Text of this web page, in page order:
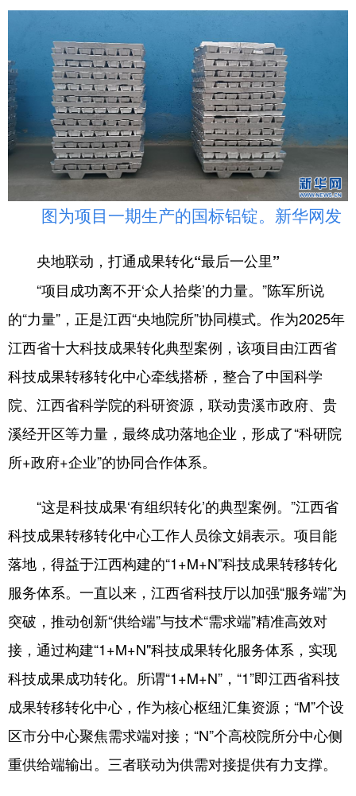
图为项目一期生产的国标铝锭。新华网发
央地联动，打通成果转化“最后一公里”
“项目成功离不开‘众人拾柴’的力量。”陈军所说
的“力量”，正是江西“央地院所”协同模式。作为2025年
江西省十大科技成果转化典型案例，该项目由江西省
科技成果转移转化中心牵线搭桥，整合了中国科学
院、江西省科学院的科研资源，联动贵溪市政府、贵
溪经开区等力量，最终成功落地企业，形成了“科研院
所+政府+企业”的协同合作体系。
“这是科技成果‘有组织转化’的典型案例。”江西省
科技成果转移转化中心工作人员徐文娟表示。项目能
落地，得益于江西构建的“1+M+N”科技成果转移转化
服务体系。一直以来，江西省科技厅以加强“服务端”为
突破，推动创新“供给端”与技术“需求端”精准高效对
接，通过构建“1+M+N"科技成果转化服务体系，实现
科技成果成功转化。所谓“1+M+N”，“1”即江西省科技
成果转移转化中心，作为核心枢纽汇集资源；“M”个设
区市分中心聚焦需求端对接；“N”个高校院所分中心侧
重供给端输出。三者联动为供需对接提供有力支撑。